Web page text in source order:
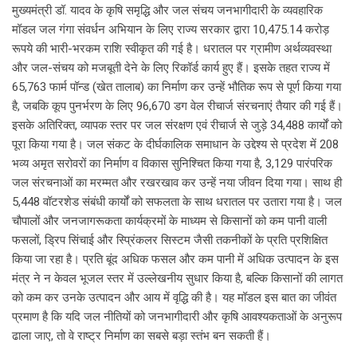
मुख्यमंत्री डॉ. यादव के कृषि समृद्धि और जल संचय जनभागीदारी के व्यवहारिक
मॉडल जल गंगा संवर्धन अभियान के लिए राज्य सरकार द्वारा 10,475.14 करोड़
रूपये की भारी-भरकम राशि स्वीकृत की गई है। धरातल पर ग्रामीण अर्थव्यवस्था
और जल-संचय को मजबूती देने के लिए रिकॉर्ड कार्य हुए हैं। इसके तहत राज्य में
65,763 फार्म पॉन्ड (खेत तालाब) का निर्माण कर उन्हें भौतिक रूप से पूर्ण किया गया
है, जबकि कूप पुनर्भरण के लिए 96,670 डग वेल रीचार्ज संरचनाएं तैयार की गई हैं।
इसके अतिरिक्त, व्यापक स्तर पर जल संरक्षण एवं रीचार्ज से जुड़े 34,488 कार्यों को
पूरा किया गया है। जल संकट के दीर्घकालिक समाधान के उद्देश्य से प्रदेश में 208
भव्य अमृत सरोवरों का निर्माण व विकास सुनिश्चित किया गया है, 3,129 पारंपरिक
जल संरचनाओं का मरम्मत और रखरखाव कर उन्हें नया जीवन दिया गया। साथ ही
5,448 वॉटरशेड संबंधी कार्यों को सफलता के साथ धरातल पर उतारा गया है। जल
चौपालों और जनजागरूकता कार्यक्रमों के माध्यम से किसानों को कम पानी वाली
फसलों, ड्रिप सिंचाई और स्प्रिंकलर सिस्टम जैसी तकनीकों के प्रति प्रशिक्षित
किया जा रहा है। प्रति बूंद अधिक फसल और कम पानी में अधिक उत्पादन के इस
मंत्र ने न केवल भूजल स्तर में उल्लेखनीय सुधार किया है, बल्कि किसानों की लागत
को कम कर उनके उत्पादन और आय में वृद्धि की है। यह मॉडल इस बात का जीवंत
प्रमाण है कि यदि जल नीतियों को जनभागीदारी और कृषि आवश्यकताओं के अनुरूप
ढाला जाए, तो वे राष्ट्र निर्माण का सबसे बड़ा स्तंभ बन सकती हैं।